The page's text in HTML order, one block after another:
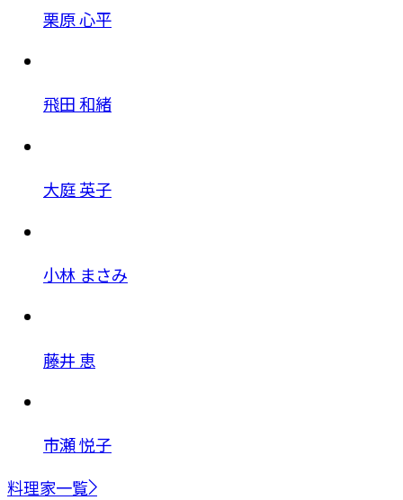
栗原 心平
飛田 和緒
大庭 英子
小林 まさみ
藤井 恵
市瀬 悦子
料理家一覧